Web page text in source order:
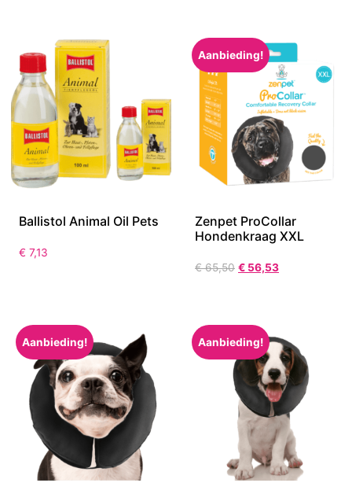
Ballistol Animal Oil Pets
€ 7,13
Aanbieding!
Zenpet ProCollar
Hondenkraag XXL
€65,50 € 56,53
Aanbieding! Aanbieding!